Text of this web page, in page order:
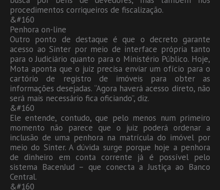
procedimentos corriqueiros de fiscalização.
&#160
Penhora on-line
Outro ponto de destaque é que o decreto garante
acesso ao Sinter por meio de interface própria tanto
para o Judiciário quanto para o Ministério Público. Hoje,
Mota aponta que o juiz precisa enviar um ofício para o
cartório de registro de imóveis para obter as
informações desejadas. “Agora haverá acesso direto, não
será mais necessário fica oficiando”, diz.
&#160
Ele entende, contudo, que pelo menos num primeiro
momento não parece que o juiz poderá ordenar a
inclusão de uma penhora na matrícula do imóvel por
meio do Sinter. A dúvida surge porque hoje a penhora
de dinheiro em conta corrente já é possível pelo
sistema BacenJud – que conecta a Justiça ao Banco
Central.
&#160